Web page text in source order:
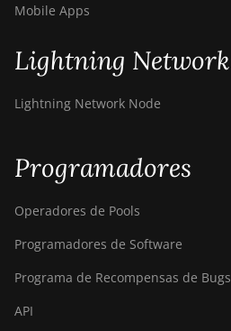
Mobile Apps
Lightning Network
Lightning Network Node
Programadores
Operadores de Pools
Programadores de Software
Programa de Recompensas de Bugs
API